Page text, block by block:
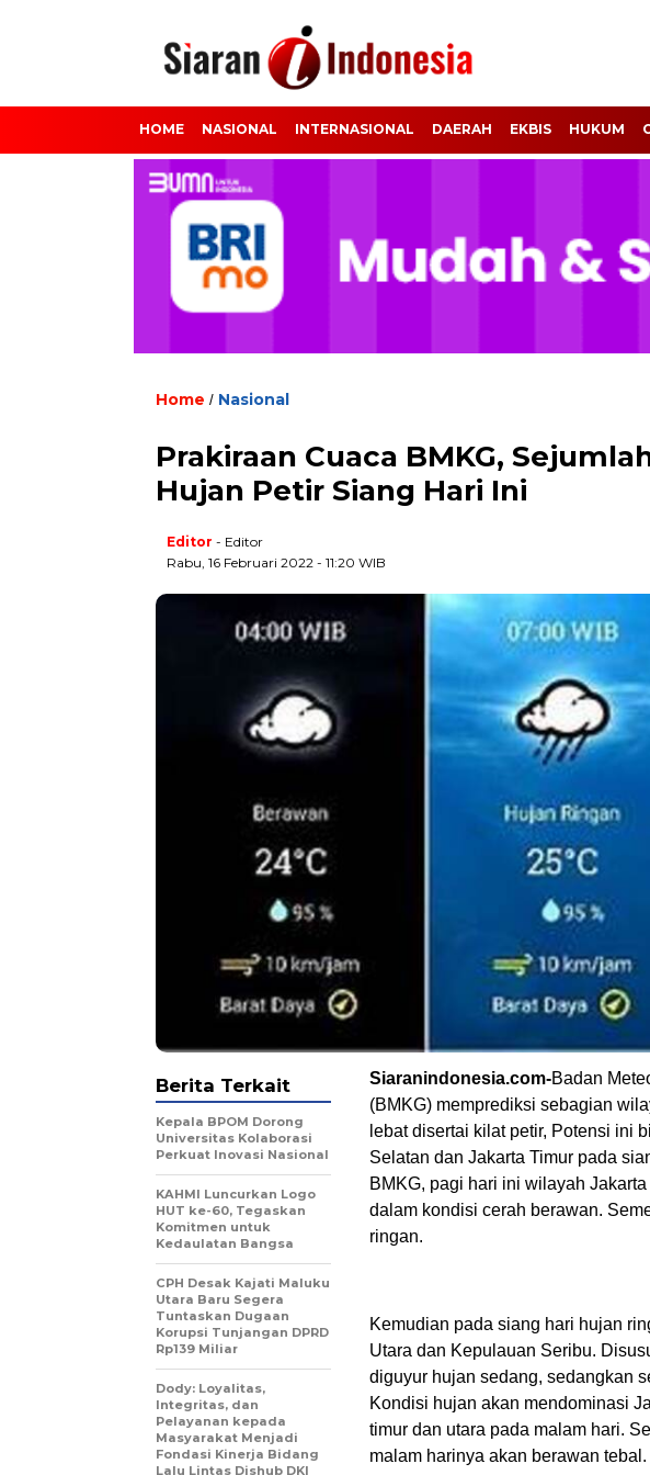
HOME NASIONAL INTERNASIONAL DAERAH EKBIS HUKUM
Home / Nasional
Prakiraan Cuaca BMKG,
Hujan Petir Siang Hari Ini
Editor - Editor
Rabu, 16 Februari 2022 - 11:20 WIB
Siaranindonesia.com-Badan
(BMKG) memprediksi sebagian
lebat disertai kilat petir, Potensi ini
Selatan dan Jakarta Timur pada
BMKG, pagi hari ini wilayah
dalam kondisi cerah berawan.
ringan.
Kemudian pada siang hari hujan
Utara dan Kepulauan Seribu.
diguyur hujan sedang, sedangkan
Kondisi hujan akan mendominasi
timur dan utara pada malam hari.
malam harinya akan berawan tebal.
Berita Terkait
Kepala BPOM Dorong
Universitas Kolaborasi
Perkuat Inovasi Nasional
KAHMI Luncurkan Logo
HUT ke-60, Tegaskan
Komitmen untuk
Kedaulatan Bangsa
CPH Desak Kajati Maluku
Utara Baru Segera
Tuntaskan Dugaan
Korupsi Tunjangan DPRD
Rp139 Miliar
Dody: Loyalitas,
Integritas, dan
Pelayanan kepada
Masyarakat Menjadi
Fondasi Kinerja Bidang
Lalu Lintas Dishub DKI